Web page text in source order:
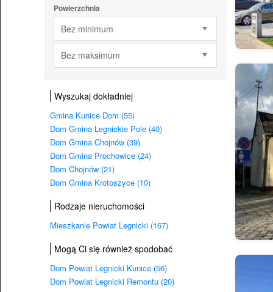
Powierzchnia
Bez minimum
Bez maksimum
Wyszukaj dokładniej
Gmina Kunice Dom (55)
Dom Gmina Legnickie Pole (40)
Dom Gmina Chojnów (39)
Dom Gmina Prochowice (24)
Dom Chojnów (21)
Dom Gmina Krotoszyce (10)
Rodzaje nieruchomości
Mieszkanie Powiat Legnicki (167)
Mogą Ci się również spodobać
Dom Powiat Legnicki Kunice (56)
Dom Powiat Legnicki Remontu (20)